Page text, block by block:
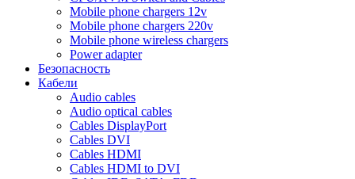
Mobile phone chargers 12v
Mobile phone chargers 220v
Mobile phone wireless chargers
Power adapter
Безопасность
Кабели
Audio cables
Audio optical cables
Cables DisplayPort
Cables DVI
Cables HDMI
Cables HDMI to DVI